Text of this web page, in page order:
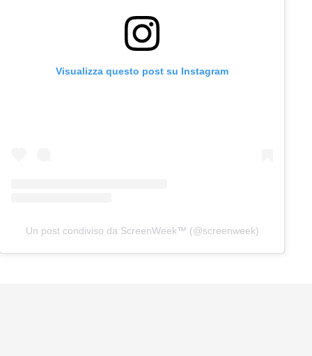
Visualizza questo post su Instagram
Un post condiviso da ScreenWeek™ (@screenweek)